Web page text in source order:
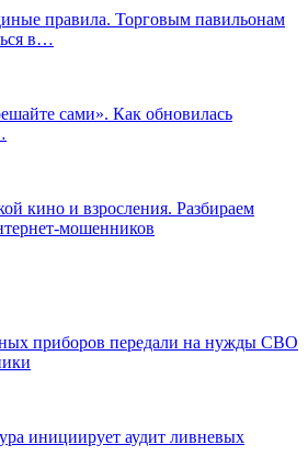
правила. Торговым павильонам
в…
сами». Как обновилась
кино и взросления. Разбираем
мошенников
приборов передали на нужды СВО
инициирует аудит ливневых